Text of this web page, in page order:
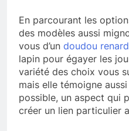
En parcourant les
des modèles aussi
vous d’un doudou renard
lapin pour égayer les
variété des choix vous
mais elle témoigne
possible, un aspect qui
créer un lien particulier